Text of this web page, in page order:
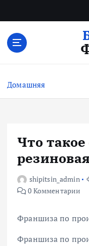
с
Домашняя
Что
shipitsin_admin
0 Комментарии
Франшиза по
Франшиза по